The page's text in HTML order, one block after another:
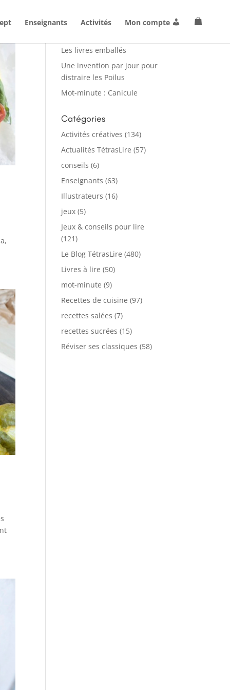
Enseignants Activités Mon compte
Les livres emballés
Une invention par jour pour
distraire les Poilus
Mot-minute : Canicule
Catégories
Activités créatives (134)
Actualités TétrasLire (57)
conseils (6)
Enseignants (63)
Illustrateurs (16)
jeux (5)
Jeux & conseils pour lire
(121)
Le Blog TétrasLire (480)
Livres à lire (50)
mot-minute (9)
Recettes de cuisine (97)
recettes salées (7)
recettes sucrées (15)
Réviser ses classiques (58)